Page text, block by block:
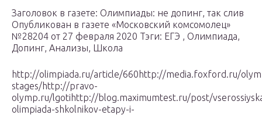
Заголовок в газете: Олимпиады: не допинг, так слив
Опубликован в газете «Московский комсомолец»
№28204 от 27 февраля 2020 Тэги: ЕГЭ , Олимпиада,
Допинг, Анализы, Школа
http://olimpiada.ru/article/660http://media.foxford.ru/
stages/http://pravo-
olymp.ru/lgotihttp://blog.maximumtest.ru/post/
olimpiada-shkolnikov-etapy-i-